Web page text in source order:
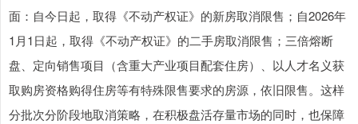
面：自今日起，取得《不动产权证》的新房取消限售；自2026年
1月1日起，取得《不动产权证》的二手房取消限售；三倍熔断
盘、定向销售项目（含重大产业项目配套住房）、以人才名义获
取购房资格购得住房等有特殊限售要求的房源，依旧限售。这样
分批次分阶段地取消策略，在积极盘活存量市场的同时，也保障